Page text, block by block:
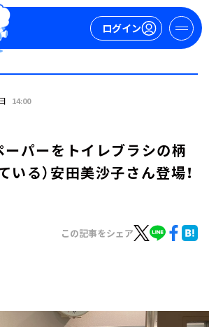
ログイン
14:00
ーパーをトイレブラシの柄
いる）安田美沙子さん登場！
この記事をシェア